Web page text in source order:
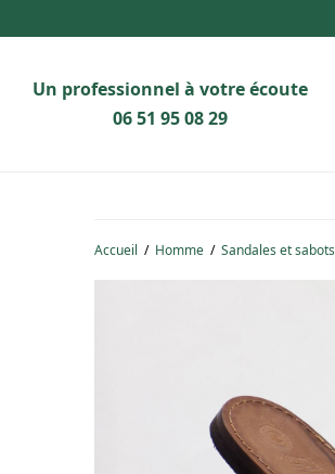
Un professionnel à votre écoute
06 51 95 08 29
Accueil / Homme / Sandales et sabots